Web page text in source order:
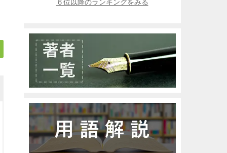
６位以降のランキングをみる